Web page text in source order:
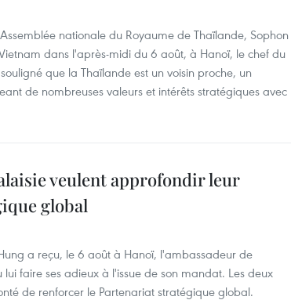
nationale du Royaume de Thaïlande, Sophon
dans l'après-midi du 6 août, à Hanoï, le chef du
que la Thaïlande est un voisin proche, un
de nombreuses valeurs et intérêts stratégiques avec
veulent approfondir leur
global
a reçu, le 6 août à Hanoï, l'ambassadeur de
lui faire ses adieux à l'issue de son mandat. Les deux
de renforcer le Partenariat stratégique global.